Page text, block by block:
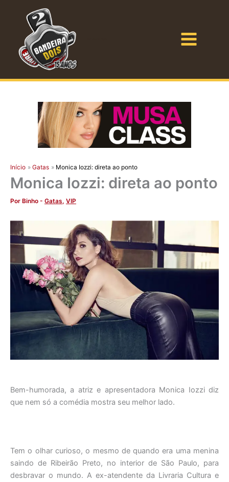
conteúdo
Início Gatas Monica Iozzi: direta ao ponto
Monica Iozzi: direta ao ponto
Por Binho - Gatas, VIP
Bem-humorada, a atriz e apresentadora Monica Iozzi diz
que nem só a comédia mostra seu melhor lado.
Tem o olhar curioso, o mesmo de quando era uma menina
saindo de Ribeirão Preto, no interior de São Paulo, para
desbravar o mundo. A ex-atendente da Livraria Cultura e